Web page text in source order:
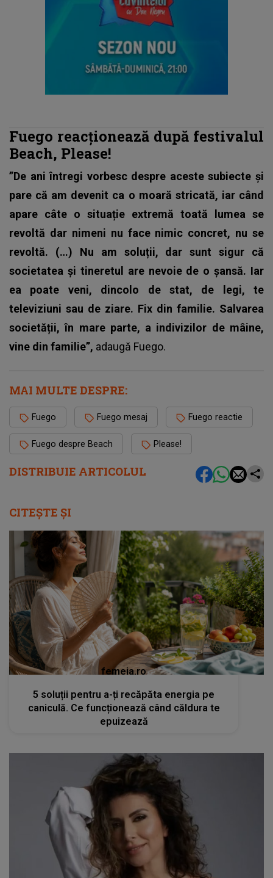
DISTRIBUIE ARTICOLUL
Fuego reacționează după festivalul
Beach, Please!
”De ani întregi vorbesc despre aceste subiecte și
pare că am devenit ca o moară stricată, iar când
apare câte o situație extremă toată lumea se
revoltă dar nimeni nu face nimic concret, nu se
revoltă. (…) Nu am soluții, dar sunt sigur că
societatea și tineretul are nevoie de o șansă. Iar
ea poate veni, dincolo de stat, de legi, te
televiziuni sau de ziare. Fix din familie. Salvarea
societății, în mare parte, a indivizilor de mâine,
vine din familie”, adaugă Fuego.
MAI MULTE DESPRE:
Fuego Fuego mesaj Fuego reactie
Fuego despre Beach Please!
CITEȘTE ȘI
femeia.ro
5 soluții pentru a-ți recăpăta energia pe
caniculă. Ce funcționează când căldura te
epuizează